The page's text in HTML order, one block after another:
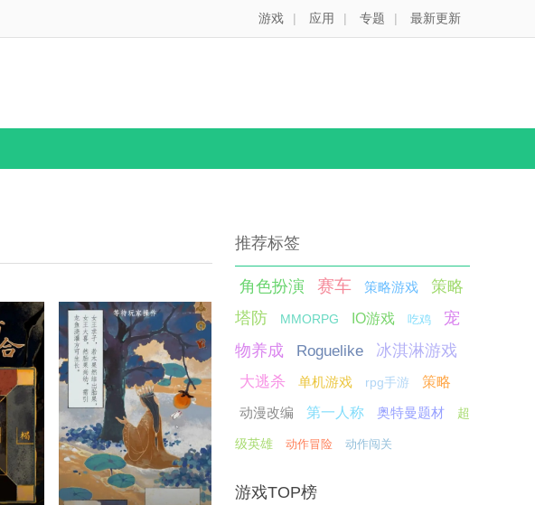
游戏 | 应用 | 专题 | 最新更新
推荐标签
角色扮演 赛车 策略游戏
策略
塔防
MMORPG IO游戏 吃鸡
宠
物养成
Roguelike 冰淇淋游戏
大逃杀 单机游戏 rpg手游
策略
动漫改编
第一人称 奥特曼题材 超
级英雄 动作冒险 动作闯关
游戏TOP榜